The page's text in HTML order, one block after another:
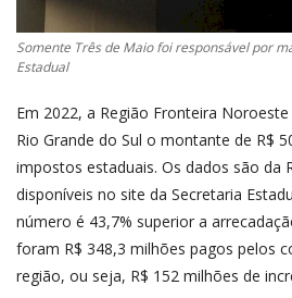
Somente Três de Maio foi responsável por
Estadual
Em 2022, a Região Fronteira
Rio Grande do Sul o montante de R$
impostos estaduais. Os dados são da
disponíveis no site da Secretaria
número é 43,7% superior a
foram R$ 348,3 milhões pagos pelos
região, ou seja, R$ 152 milhões de